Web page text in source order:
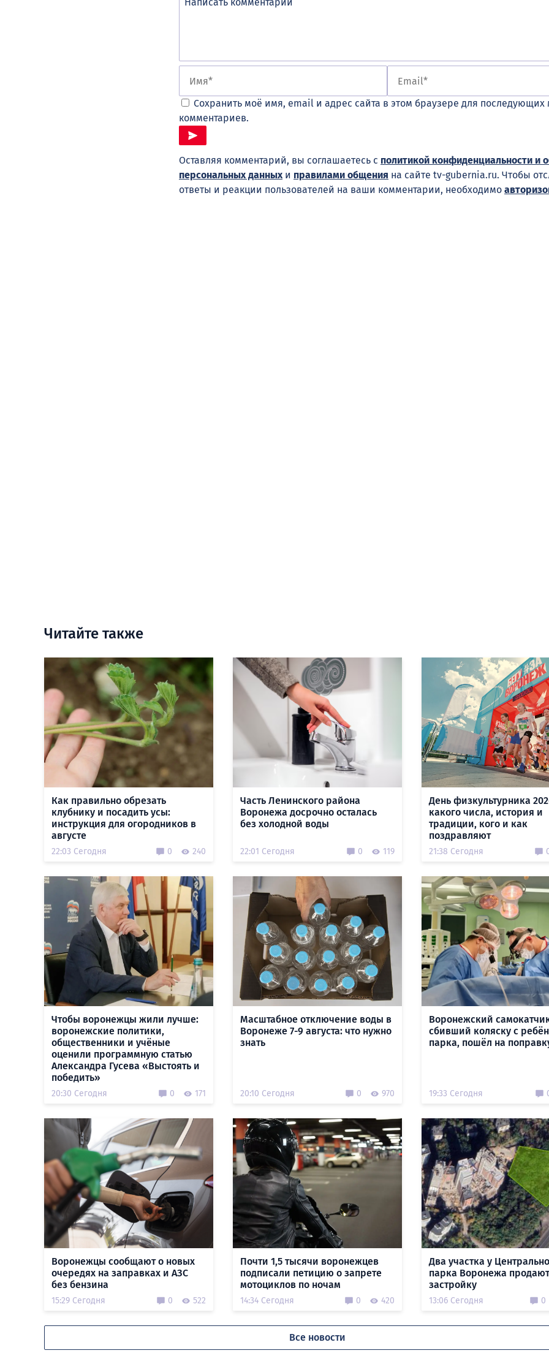
Сохранить моё имя, email и адрес сайта в этом браузере для последующих
комментариев.
Оставляя комментарий, вы соглашаетесь с политикой конфиденциальности и
персональных данныхи правилами общения на сайте tv-gubernia.ru. Чтобы
ответы и реакции пользователей на ваши комментарии, необходимо
Читайте также
Как правильно обрезать
клубнику и посадить усы:
инструкция для огородников в
августе
22:03 Сегодня 0 240
Часть Ленинского района
Воронежа досрочно осталась
без холодной воды
22:01 Сегодня 0 119
День физкультурника
какого числа, история и
традиции, кого и как
поздравляют
21:38 Сегодня
Чтобы воронежцы жили лучше:
воронежские политики,
общественники и учёные
оценили программную статью
Александра Гусева «Выстоять и
победить»
20:30 Сегодня 0 171
Масштабное отключение воды в
Воронеже 7-9 августа: что нужно
знать
20:10 Сегодня 0 970
Воронежский
сбивший коляску с
парка, пошёл на
19:33 Сегодня
Воронежцы сообщают о новых
очередях на заправках и АЗС
без бензина
15:29 Сегодня 0 522
Почти 1,5 тысячи воронежцев
подписали петицию о запрете
мотоциклов по ночам
14:34 Сегодня 0 420
Два участка у
парка Воронежа
застройку
13:06 Сегодня 0
Все новости